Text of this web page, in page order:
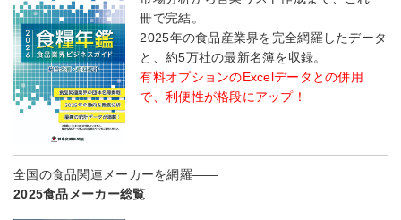
冊で完結。
2025年の食品産業界を完全網羅したデータ
と、約5万社の最新名簿を収録。
有料オプションのExcelデータとの併用
で、利便性が格段にアップ！
全国の食品関連メーカーを網羅――
2025食品メーカー総覧